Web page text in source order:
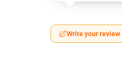
Write your review